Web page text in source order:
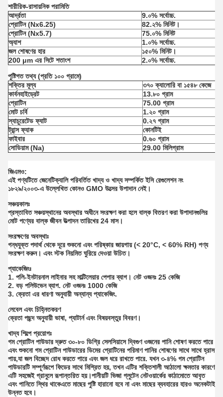
শারীরিক-রাসায়নিক পরামিতি
আর্দ্রতা
9.০% সর্বোচ্চ.
প্রোটিন (Nx6.25)
82.২% মিনিট।
প্রোটিন (Nx5.7)
75.০% মিনিট
অ্যাশ
1.০% সর্বোচ্চ.
জল শোষণের হার
১৫০% মিনিট।
200 μm এর সিটে শতাংশ
2.০% সর্বোচ্চ.
পুষ্টিগত তথ্য (প্রতি ১০০ গ্রামে)
শক্তির মূল্য
৩৭০ ক্যালোরি বা ১৫৪৮ কেজে
কার্বনহাইড্রেট
13.৮০ গ্রাম
প্রোটিন
75.00 গ্রাম
মোট চর্বি
1.২০ গ্রাম
স্যাচুরেটেড ফ্যাট
0.২৭ গ্রাম
ট্রান্স ফ্যাক
কোনটিই
ফাইবার
0.৬০ গ্রাম
সোডিয়াম (Na)
29.00 মিলিগ্রাম
জিএমও:
এই পণ্যটিতে জেনেটিক্যালি পরিবর্তিত খাদ্য ও খাদ্য সম্পর্কিত ইসি রেগুলেশন নং
১৮২৯/২০০৩-এ উল্লেখিত কোনও GMO উত্সের উপাদান নেই।
সঞ্চয়কালঃ
প্রস্তাবিত সঞ্চয়স্থানের অবস্থার অধীনে সংরক্ষণ করা হলে বাল্ক বিতরণ করা উপাদানগুলির
মোট পণ্যের বাল্ক জীবন উত্পাদন তারিখের 24 মাস।
সংরক্ষণের অবস্থাঃ
গন্ধযুক্ত পদার্থ থেকে দূরে শুকনো এবং পরিষ্কার জায়গায় (< 20°C, < 60% RH) পণ্য
সংরক্ষণ করুন। এবং স্টক নিয়মিত ঘুরিয়ে দেওয়া উচিত।
প্যাকেজিংঃ
1. পলি-ইনটারনাল লাইনার সহ মাল্টিলেয়ার পেপার ব্যাগ। নেট ওজনঃ 25 কেজি
2. বড় পলিউভেন ব্যাগ. নেট ওজনঃ 1000 কেজি
3. ক্রেতা এর ধারণা অনুযায়ী অন্যান্য প্যাকেজিং.
লেবেল এবং চিহ্নিতকরণ
ক্রেতা পছন্দ অনুযায়ী ভাষা, প্যাটার্ন এবং বিষয়বস্তুর বিবরণ।
খাদ্য শিল্পে প্রয়োগঃ
গম প্রোটিন পাউডার দ্রুত ৩০-৮০ ডিগ্রি সেলসিয়াসে দ্বিগুণ ওজনের পানি শোষণ করতে পারে
এবং শুকনো গম প্রোটিন পাউডারের ডিমের প্রোটিনের পরিমাণ পানির শোষণের সাথে সাথে হ্রাস
পায়,যা জল বিচ্ছেদ রোধ করতে পারে এবং জল ধরে রাখতে পারে. যখন ৩-৪% গম প্রোটিন
পাউডারটি সম্পূর্ণরূপে ফিডের সাথে মিশ্রিত হয়, তখন এটির শক্তিশালী আঠালো ক্ষমতার কারণে
এটি সহজেই গ্রানুলে রূপান্তরিত হয়।পানীয়টি ভিজা গ্লুটেন নেটওয়ার্কের কাঠামোতে আবৃত
এবং পানিতে স্থির থাকেএতে মাছের পুষ্টি হারানো হবে না এবং মাছের ব্যবহারের হারও অনেকটাই
উন্নত হবে।